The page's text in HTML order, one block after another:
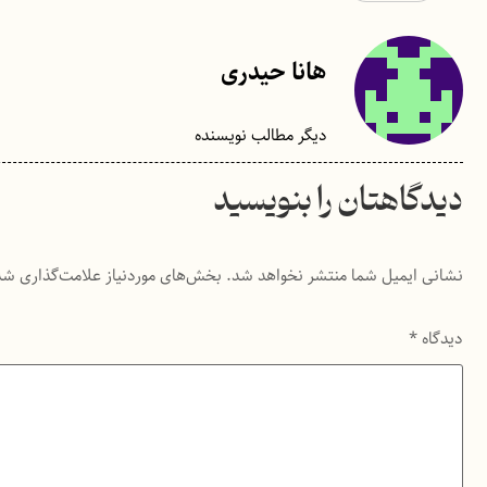
هانا حیدری
دیگر مطالب نویسنده
دیدگاهتان را بنویسید
نشانی ایمیل شما منتشر نخواهد شد. بخش‌های موردنیاز علامت‌گذاری
دیدگاه*